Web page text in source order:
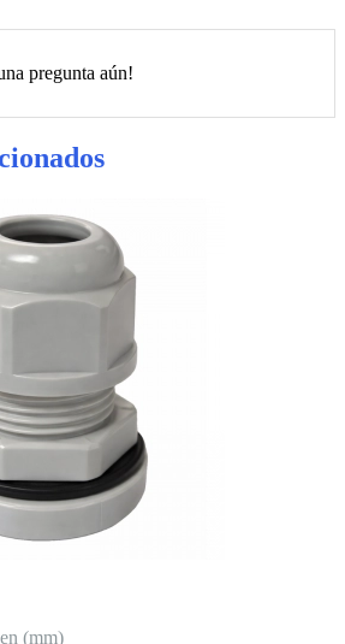
pregunta aún!
(mm)